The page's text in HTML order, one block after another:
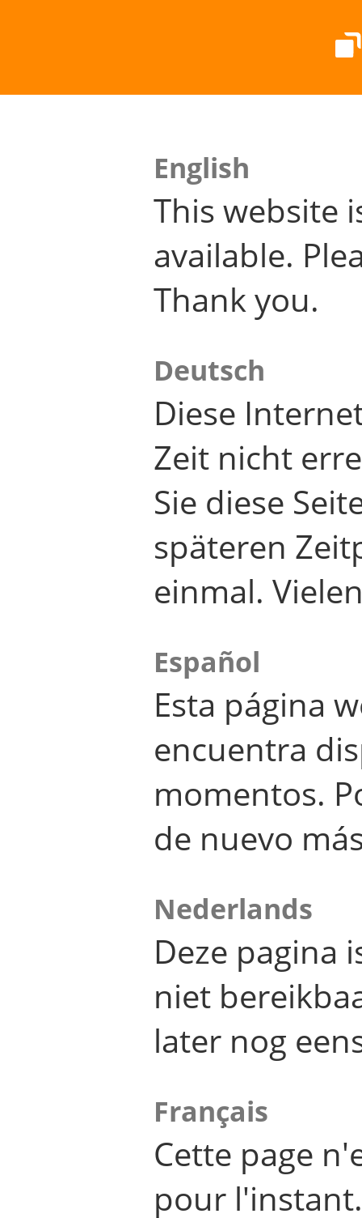
English
This website
available.
Thank you.
Deutsch
Diese
Zeit nicht
Sie diese
späteren
einmal.
Español
Esta página
encuentra
momentos.
de nuevo
Nederlands
Deze pagina
niet
later nog
Français
Cette page
pour